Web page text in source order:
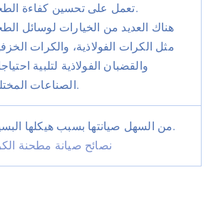
تعمل على تحسين كفاءة الطحن.
هناك العديد من الخيارات لوسائل
مثل الكرات الفولاذية، والكرات
والقضبان الفولاذية لتلبية
الصناعات المختلفة.
من السهل صيانتها بسبب هيكلها البسيط.
نصائح صيانة مطحنة